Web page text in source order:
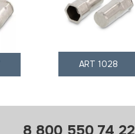
ART 1028
8 800 550 74 22